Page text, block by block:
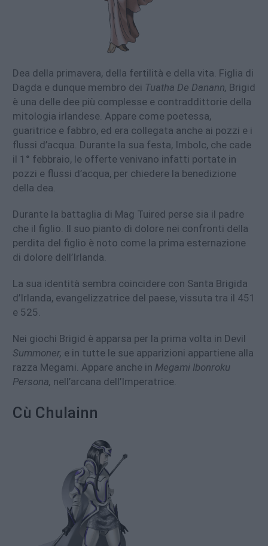
Dea della primavera, della fertilità e della vita. Figlia di
Dagda e dunque membro dei Tuatha De Danann, Brigid
è una delle dee più complesse e contraddittorie della
mitologia irlandese. Appare come poetessa,
guaritrice e fabbro, ed era collegata anche ai pozzi e i
flussi d’acqua. Durante la sua festa, Imbolc, che cade
il 1° febbraio, le offerte venivano infatti portate in
pozzi e flussi d’acqua, per chiedere la benedizione
della dea.
Durante la battaglia di Mag Tuired perse sia il padre
che il figlio. Il suo pianto di dolore nei confronti della
perdita del figlio è noto come la prima esternazione
di dolore dell’Irlanda.
La sua identità sembra coincidere con Santa Brigida
d’Irlanda, evangelizzatrice del paese, vissuta tra il 451
e 525.
Nei giochi Brigid è apparsa per la prima volta in Devil
Summoner, e in tutte le sue apparizioni appartiene alla
razza Megami. Appare anche in Megami Ibonroku
Persona, nell’arcana dell’Imperatrice.
Cù Chulainn